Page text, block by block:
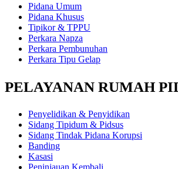
Pidana Umum
Pidana Khusus
Tipikor & TPPU
Perkara Napza
Perkara Pembunuhan
Perkara Tipu Gelap
PELAYANAN RUMAH
Penyelidikan & Penyidikan
Sidang Tipidum & Pidsus
Sidang Tindak Pidana Korupsi
Banding
Kasasi
Peninjauan Kembali